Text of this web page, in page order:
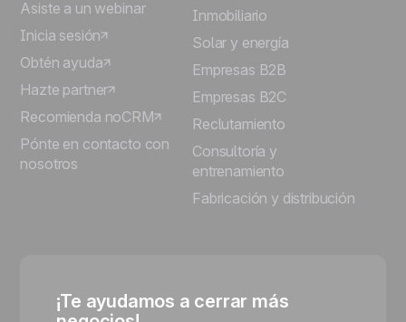
Asiste a un webinar
Inicia sesión
Obtén ayuda
Hazte partner
Recomienda noCRM
Pónte en contacto con
nosotros
Inmobiliario
Solar y energía
Empresas B2B
Empresas B2C
Reclutamiento
Consultoría y
entrenamiento
Fabricación y distribución
¡Te ayudamos a cerrar más